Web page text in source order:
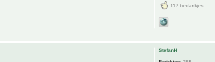
117 bedankjes
StefanH